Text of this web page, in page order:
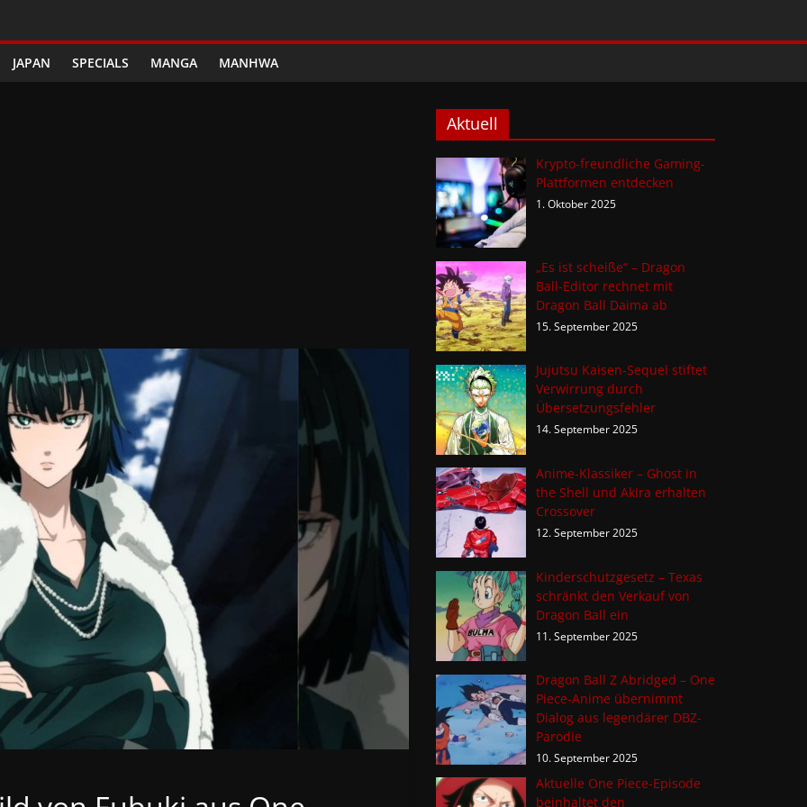
JAPAN SPECIALS MANGA MANHWA
Aktuell
Krypto-freundliche Gaming-
Plattformen entdecken
1. Oktober 2025
„Es ist scheiße“ – Dragon
Ball-Editor rechnet mit
Dragon Ball Daima ab
15. September 2025
Jujutsu Kaisen-Sequel stiftet
Verwirrung durch
Übersetzungsfehler
14. September 2025
Anime-Klassiker – Ghost in
the Shell und Akira erhalten
Crossover
12. September 2025
Kinderschutzgesetz – Texas
schränkt den Verkauf von
Dragon Ball ein
11. September 2025
Dragon Ball Z Abridged – One
Piece-Anime übernimmt
Dialog aus legendärer DBZ-
Parodie
10. September 2025
Aktuelle One Piece-Episode
beinhaltet den